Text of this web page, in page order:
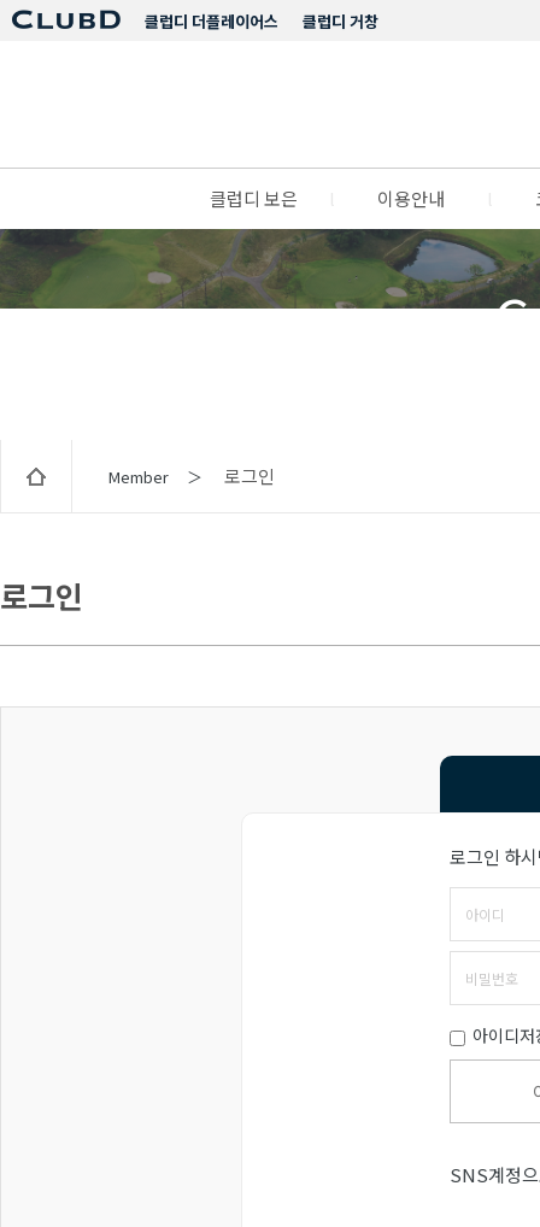
클럽디 거창
클럽디 더플레이어스
클럽디 보은 이용안내
Member ＞ 로그인
로그인
로그인 하
아이디
SNS계정